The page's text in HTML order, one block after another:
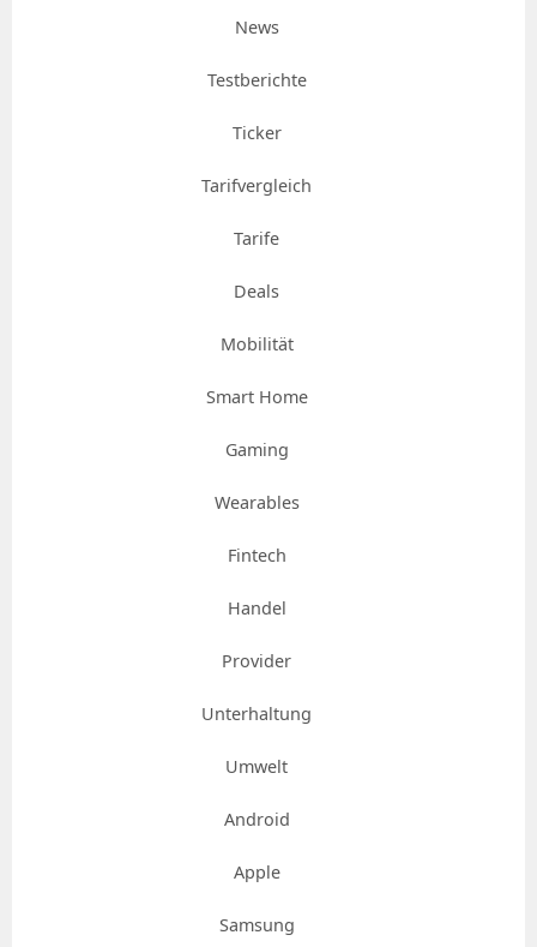
News
Testberichte
Ticker
Tarifvergleich
Tarife
Deals
Mobilität
Smart Home
Gaming
Wearables
Fintech
Handel
Provider
Unterhaltung
Umwelt
Android
Apple
Samsung